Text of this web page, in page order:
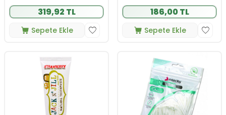
319,92 TL
Sepete Ekle
186,00 TL
Sepete Ekle